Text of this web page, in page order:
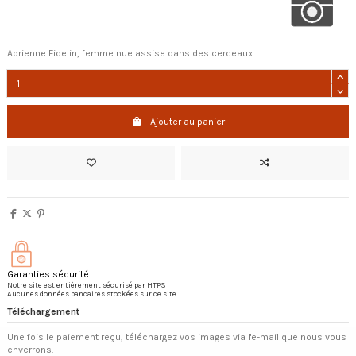
Adrienne Fidelin, femme nue assise dans des cerceaux
Ajouter au panier
Garanties sécurité
Notre site est entièrement sécurisé par HTPS
Aucunes données bancaires stockées sur ce site
Téléchargement
Une fois le paiement reçu, téléchargez vos images via l'e-mail que nous vous
enverrons.